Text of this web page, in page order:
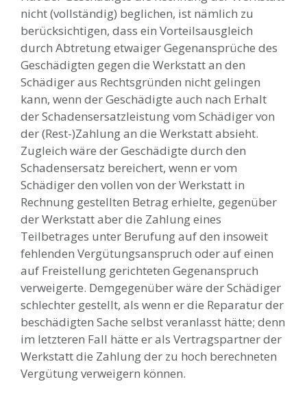
nicht (vollständig) beglichen, ist nämlich zu
berücksichtigen, dass ein Vorteilsausgleich
durch Abtretung etwaiger Gegenansprüche des
Geschädigten gegen die Werkstatt an den
Schädiger aus Rechtsgründen nicht gelingen
kann, wenn der Geschädigte auch nach Erhalt
der Schadensersatzleistung vom Schädiger von
der (Rest-)Zahlung an die Werkstatt absieht.
Zugleich wäre der Geschädigte durch den
Schadensersatz bereichert, wenn er vom
Schädiger den vollen von der Werkstatt in
Rechnung gestellten Betrag erhielte, gegenüber
der Werkstatt aber die Zahlung eines
Teilbetrages unter Berufung auf den insoweit
fehlenden Vergütungsanspruch oder auf einen
auf Freistellung gerichteten Gegenanspruch
verweigerte. Demgegenüber wäre der Schädiger
schlechter gestellt, als wenn er die Reparatur der
beschädigten Sache selbst veranlasst hätte; denn
im letzteren Fall hätte er als Vertragspartner der
Werkstatt die Zahlung der zu hoch berechneten
Vergütung verweigern können.